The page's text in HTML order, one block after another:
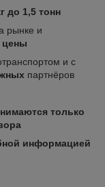
до 1,5 тонн
рынке и
цены
и с
партнёров
только
информацией